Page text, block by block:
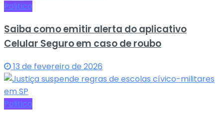
Politica
Saiba como emitir alerta do aplicativo
Celular Seguro em caso de roubo
13 de fevereiro de 2026
Politica